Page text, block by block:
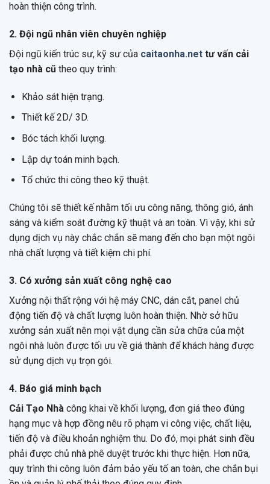
hoàn thiện công trình.
2. Đội ngũ nhân viên chuyên nghiệp
Đội ngũ kiến trúc sư, kỹ sư của caitaonha.net tư vấn cải
tạo nhà cũ theo quy trình:
Khảo sát hiện trạng.
Thiết kế 2D/ 3D.
Bóc tách khối lượng.
Lập dự toán minh bạch.
Tổ chức thi công theo kỹ thuật.
Chúng tôi sẽ thiết kế nhằm tối ưu công năng, thông gió, ánh
sáng và kiểm soát đường kỹ thuật và an toàn. Vì vậy, khi sử
dụng dịch vụ này chắc chắn sẽ mang đến cho bạn một ngôi
nhà chất lượng và tiết kiệm chi phí.
3. Có xưởng sản xuất công nghệ cao
Xưởng nội thất rộng với hệ máy CNC, dán cắt, panel chủ
động tiến độ và chất lượng luôn hoàn thiện. Nhờ sở hữu
xưởng sản xuất nên mọi vật dụng cần sửa chữa của một
ngôi nhà luôn được tối ưu về giá thành để khách hàng được
sử dụng dịch vụ trọn gói.
4. Báo giá minh bạch
Cải Tạo Nhà công khai về khối lượng, đơn giá theo đúng
hạng mục và hợp đồng nêu rõ phạm vi công việc, chất liệu,
tiến độ và điều khoản nghiệm thu. Do đó, mọi phát sinh đều
phải được chủ nhà phê duyệt trước khi thực hiện. Hơn nữa,
quy trình thi công luôn đảm bảo yếu tố an toàn, che chắn bụi